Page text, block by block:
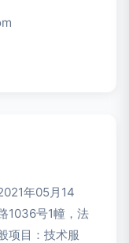
年05月14
1036号1幢，法
项目：技术服